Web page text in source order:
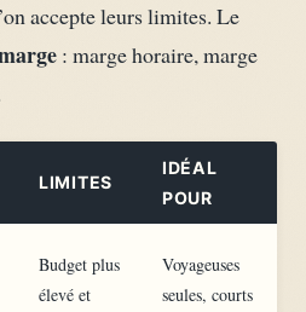
accepte leurs limites. Le
: marge horaire, marge
LIMITES
IDÉAL
POUR
Budget plus
élevé et
Voyageuses
seules, courts